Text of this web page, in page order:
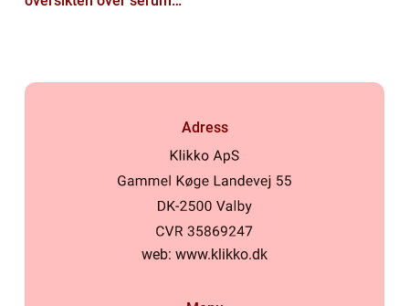
Adress
web: www.klikko.dk